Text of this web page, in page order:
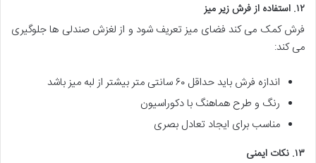
۱۲. استفاده از فرش زیر میز
فرش کمک می کند فضای میز تعریف شود و از لغزش صندلی ها جلوگیری
می کند:
اندازه فرش باید حداقل ۶۰ سانتی متر بیشتر از لبه میز باشد
رنگ و طرح هماهنگ با دکوراسیون
مناسب برای ایجاد تعادل بصری
۱۳. نکات ایمنی